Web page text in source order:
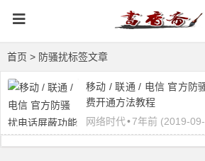
首页 > 防骚扰标签文章
移动 / 联通 / 电信 官方防
费开通方法教程
网络时代•7年前 (2019-